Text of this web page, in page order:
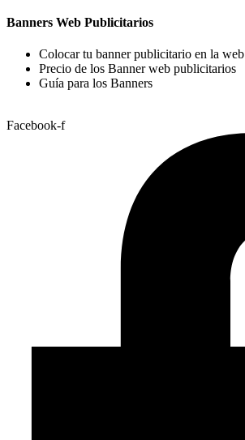
Banners Web Publicitarios
Colocar tu banner publicitario en la web
Precio de los Banner web publicitarios
Guía para los Banners
Facebook-f